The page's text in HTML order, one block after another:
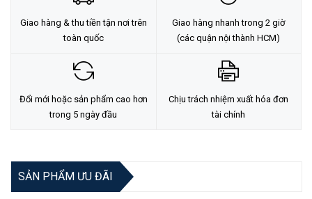
Bọc cao su phần đầu và tay cầm tăng khả năng chống va đập.
Chống sốc rơi từ độ cao 1.5m.
Teki áp dụng chế độ Bảo Hành Vàng 1 đổi 1 trong suốt thời gian
<Hotline: 0828.011.011 - (028)7300.2021 - VoHoang.vn>
Giao hàng & thu tiền tận nơi trên
toàn quốc
Giao hàng nhanh trong 2 giờ
(các quận nội thành HCM)
Đổi mới hoặc sản phẩm cao hơn
trong 5 ngày đầu
Chịu trách nhiệm xuất hóa đơn
tài chính
SẢN PHẨM ƯU ĐÃI